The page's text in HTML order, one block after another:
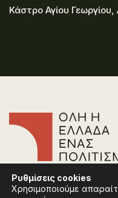
Κάστρο Αγίου
Συχνές Ερωτήσεις
Πολιτική Απορρήτου
Ρυθμίσεις cookies
Χρησιμοποιούμε